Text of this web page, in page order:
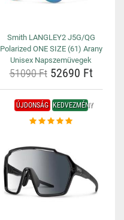
Smith LANGLEY2 J5G/QG
Polarized ONE SIZE (61) Arany
Unisex Napszemüvegek
51090 Ft52690 Ft
ÚJDONSÁG KEDVEZMÉNY